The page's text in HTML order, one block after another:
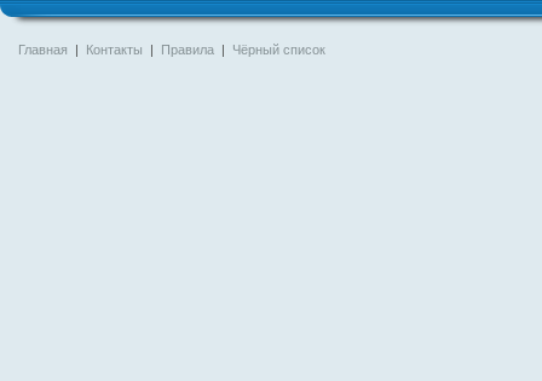
Главная | Контакты | Правила | Чёрный список